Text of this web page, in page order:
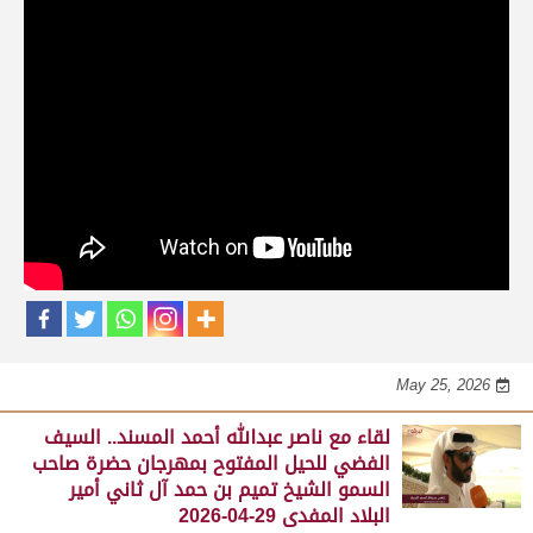
May 25, 2026
لقاء مع جابر بن سالم بن فاران.. مضمر هجن الشحانية الفائز
بالسيف الذهبي للحيل المفتوح بميدان الوثبة 22-05-2026
May 25, 2026
لقاء مع ناصر عبدالله أحمد المسند.. السيف
الفضي للحيل المفتوح بمهرجان حضرة صاحب
السمو الشيخ تميم بن حمد آل ثاني أمير
البلاد المفدى 29-04-2026